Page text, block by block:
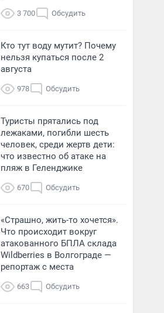
3 700 Обсудить
Кто тут воду мутит? Почему
нельзя купаться после 2
августа
978 Обсудить
Туристы прятались под
лежаками, погибли шесть
человек, среди жертв дети:
что известно об атаке на
пляж в Геленджике
670 Обсудить
«Страшно, жить-то хочется».
Что происходит вокруг
атакованного БПЛА склада
Wildberries в Волгограде —
репортаж с места
663 Обсудить